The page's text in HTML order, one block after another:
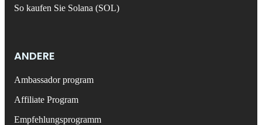
So kaufen Sie Solana (SOL)
ANDERE
Ambassador program
Affiliate Program
Empfehlungsprogramm